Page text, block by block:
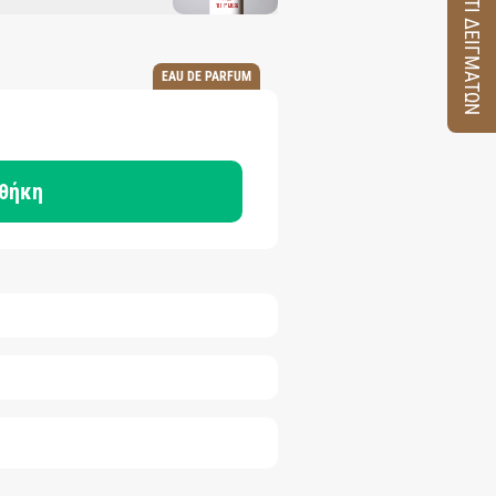
EAU DE PARFUM ΚΟΥΤΙ ΔΕΙΓΜΑΤΩΝ